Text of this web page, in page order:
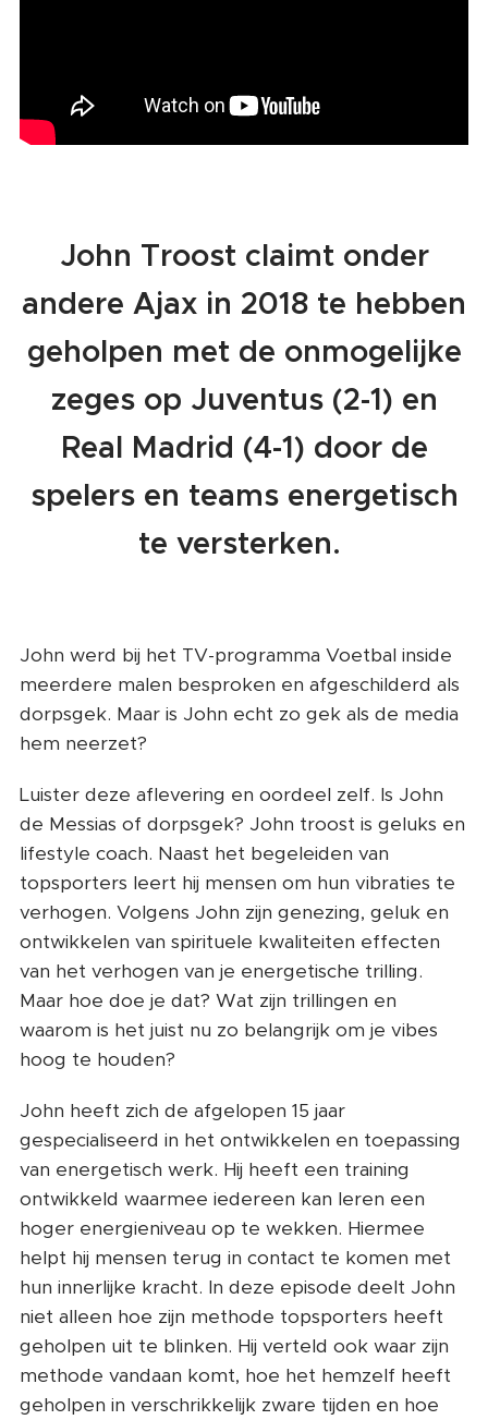
John Troost claimt onder
andere Ajax in 2018 te hebben
geholpen met de onmogelijke
zeges op Juventus (2-1) en
Real Madrid (4-1) door de
spelers en teams energetisch
te versterken.
John werd bij het TV-programma Voetbal inside
meerdere malen besproken en afgeschilderd als
dorpsgek. Maar is John echt zo gek als de media
hem neerzet?
Luister deze aflevering en oordeel zelf. Is John
de Messias of dorpsgek? John troost is geluks en
lifestyle coach. Naast het begeleiden van
topsporters leert hij mensen om hun vibraties te
verhogen. Volgens John zijn genezing, geluk en
ontwikkelen van spirituele kwaliteiten effecten
van het verhogen van je energetische trilling.
Maar hoe doe je dat? Wat zijn trillingen en
waarom is het juist nu zo belangrijk om je vibes
hoog te houden?
John heeft zich de afgelopen 15 jaar
gespecialiseerd in het ontwikkelen en toepassing
van energetisch werk. Hij heeft een training
ontwikkeld waarmee iedereen kan leren een
hoger energieniveau op te wekken. Hiermee
helpt hij mensen terug in contact te komen met
hun innerlijke kracht. In deze episode deelt John
niet alleen hoe zijn methode topsporters heeft
geholpen uit te blinken. Hij verteld ook waar zijn
methode vandaan komt, hoe het hemzelf heeft
geholpen in verschrikkelijk zware tijden en hoe